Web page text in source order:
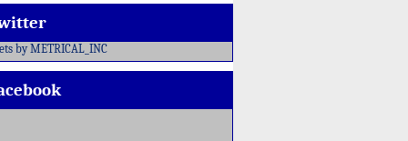
by METRICAL_INC